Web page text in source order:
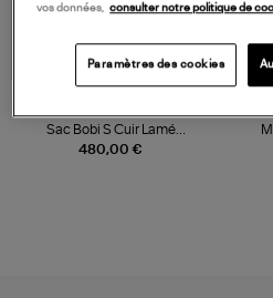
480,00 €
Sac Bobi S Cuir Lamé
Champagne
vos données, consulter notre politique de
Paramètres des cookies